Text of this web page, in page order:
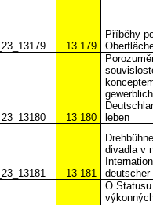
13 179
Příběhy
13 180
leben
13 181
divadla v
deutscher
O